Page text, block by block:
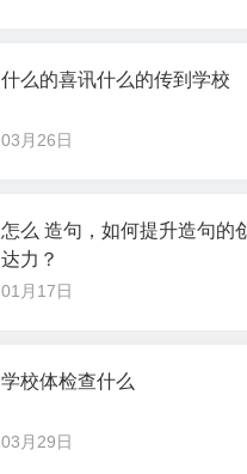
什么的喜讯什么的传到学校
03月26日
怎么 造句，如何提升造句的
达力？
01月17日
学校体检查什么
03月29日